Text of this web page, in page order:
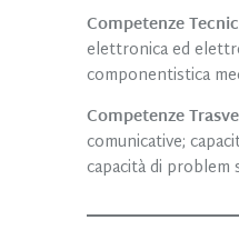
Competenze
elettronica ed
componentistica
Competenze
comunicative;
capacità di problem